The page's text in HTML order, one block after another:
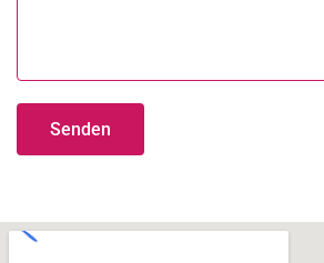
Senden